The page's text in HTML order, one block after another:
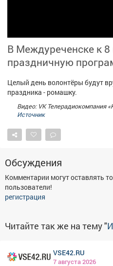
Товары
ТВ программа
В Междуреченске к
праздничную
Целый день волонтёры будут
праздника - ромашку.
Видео: VK Телерадиокомпания
Источник
Обсуждения
Комментарии могут оставлять
пользователи!
регистрация
Читайте так же на тему "
VSE42.RU
7 августа 2026